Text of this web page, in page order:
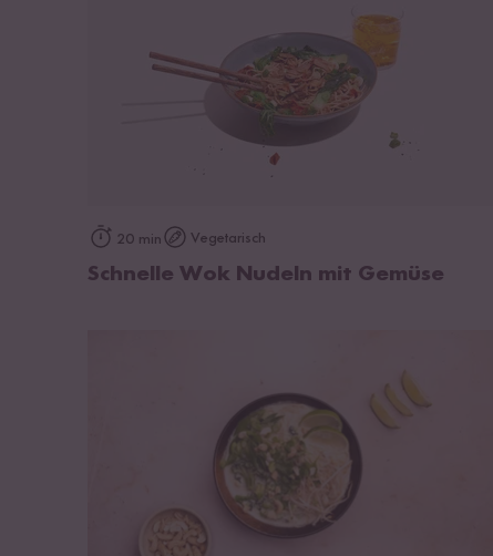
20 min Vegetarisch
Schnelle Wok Nudeln mit Gemüse